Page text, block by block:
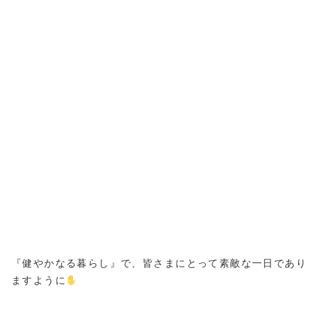
『健やかなる暮らし』で、皆さまにとって素敵な一日であり
ますように